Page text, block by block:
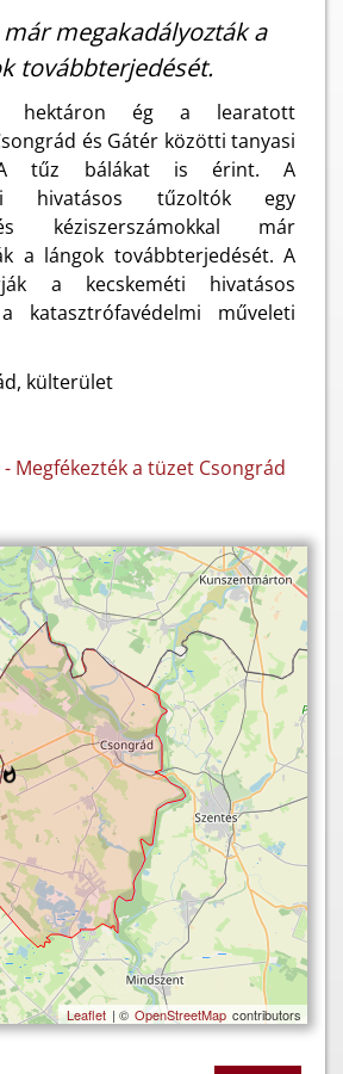
megakadályozták a
továbbterjedését.
hektáron ég a learatott
és Gátér közötti tanyasi
A tűz bálákat is érint. A
hivatásos tűzoltók egy
kéziszerszámokkal már
a lángok továbbterjedését. A
a kecskeméti hivatásos
katasztrófavédelmi műveleti
külterület
- Megfékezték a tüzet Csongrád
Leaflet | © OpenStreetMap contributors